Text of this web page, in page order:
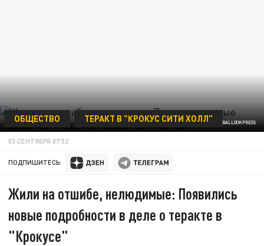
© KOMSOMOLSKAYA PRAVDA/GLOBALLOOKPRESS
ОБЩЕСТВО ТЕРАКТ В "КРОКУС СИТИ ХОЛЛ"
03 СЕНТЯБРЯ 07:52
ПОДПИШИТЕСЬ:
Жили на отшибе, нелюдимые: Появились
новые подробности в деле о теракте в
"Крокусе"